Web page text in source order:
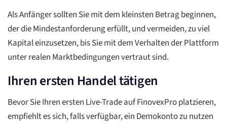
Als Anfänger sollten Sie mit dem kleinsten Betrag beginnen,
der die Mindestanforderung erfüllt, und vermeiden, zu viel
Kapital einzusetzen, bis Sie mit dem Verhalten der Plattform
unter realen Marktbedingungen vertraut sind.
Ihren ersten Handel tätigen
Bevor Sie Ihren ersten Live-Trade auf FinovexPro platzieren,
empfiehlt es sich, falls verfügbar, ein Demokonto zu nutzen